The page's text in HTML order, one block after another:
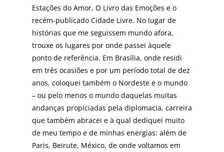
Estações do Amor, O Livro das Emoções e o
recém-publicado Cidade Livre. No lugar de
histórias que me seguissem mundo afora,
trouxe os lugares por onde passei àquele
ponto de referência. Em Brasília, onde residi
em três ocasiões e por um período total de dez
anos, coloquei também o Nordeste e o mundo
– ou pelo menos o mundo daquelas muitas
andanças propiciadas pela diplomacia, carreira
que também abracei e à qual dediquei muito
de meu tempo e de minhas energias: além de
Paris, Beirute, México, de onde voltamos em